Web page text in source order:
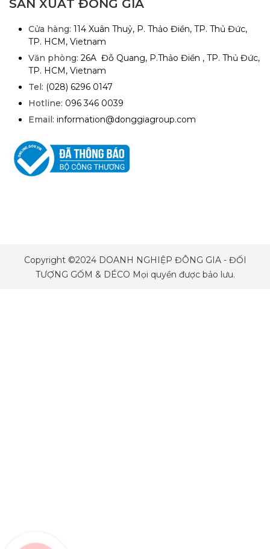
SẢN XUẤT ĐÔNG GIA
Cửa hàng: 114 Xuân Thuỷ, P. Thảo Điền, TP. Thủ Đức,
TP. HCM, Vietnam
Văn phòng: 26A Đỗ Quang, P.Thảo Điền , TP. Thủ Đức,
TP. HCM, Vietnam
Tel: (028) 6296 0147
Hotline: 096 346 0039
Email: information@donggiagroup.com
Copyright ©2024 DOANH NGHIỆP ĐÔNG GIA - ĐỐI
TƯỢNG GỐM & DÉCO Mọi quyền được bảo lưu.